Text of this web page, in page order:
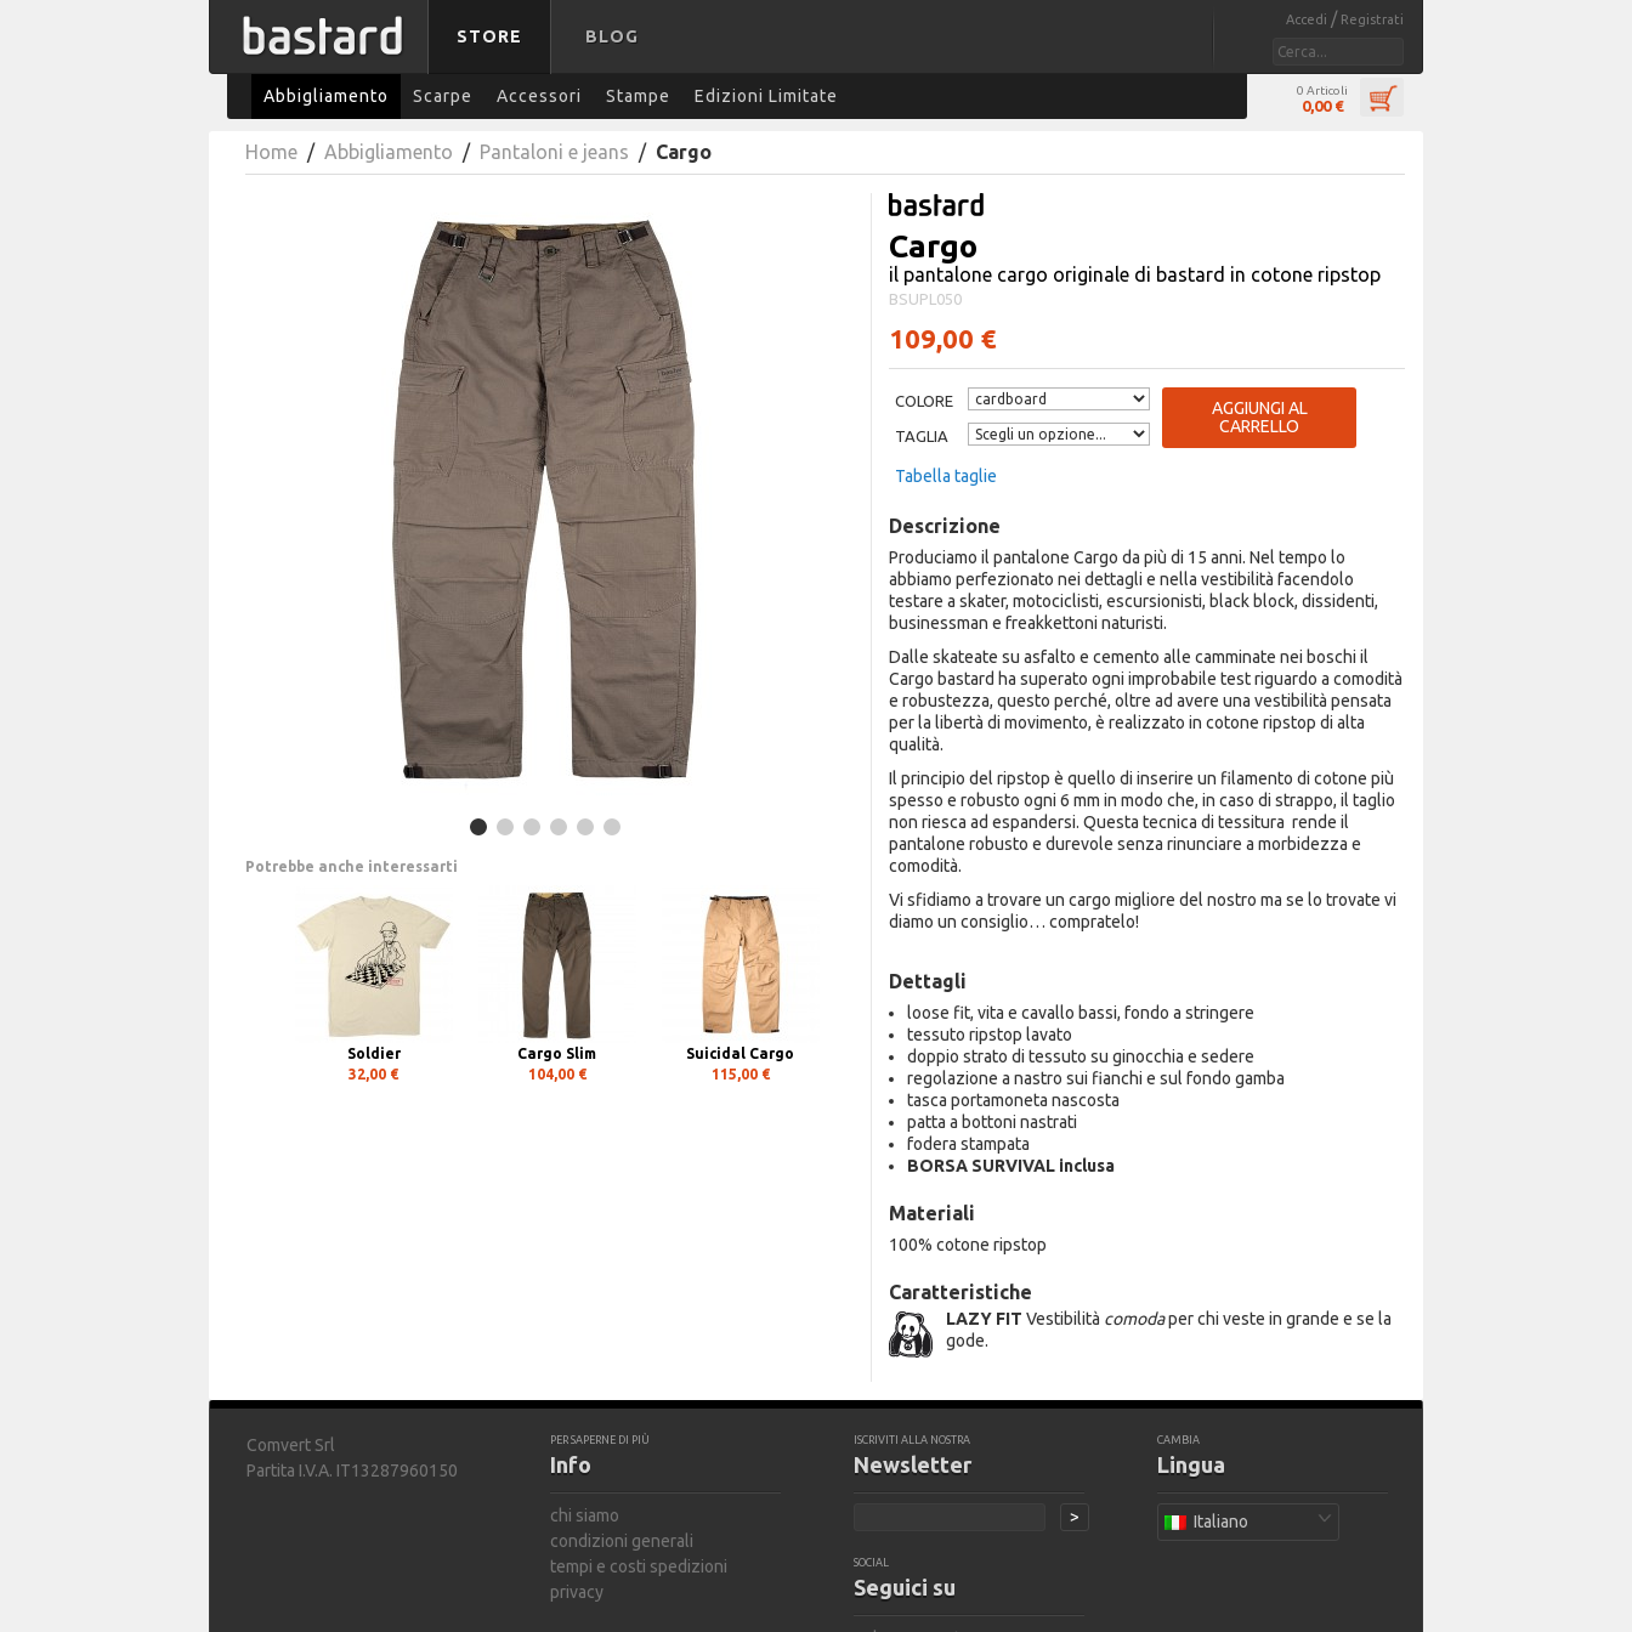
Accedi / Registrati
STORE BLOG
Abbigliamento Scarpe Accessori Stampe Edizioni Limitate 0 Articoli
0,00 €
Home / Abbigliamento / Pantaloni e jeans / Cargo
Cargo
il pantalone cargo originale di bastard in cotone ripstop
BSUPL050
109,00 €
COLORE
TAGLIA
Tabella taglie
AGGIUNGI AL
CARRELLO
Descrizione
Produciamo il pantalone Cargo da più di 15 anni. Nel tempo lo
abbiamo perfezionato nei dettagli e nella vestibilità facendolo
testare a skater, motociclisti, escursionisti, black block, dissidenti,
businessman e freakkettoni naturisti.
Dalle skateate su asfalto e cemento alle camminate nei boschi il
Cargo bastard ha superato ogni improbabile test riguardo a comodità
e robustezza, questo perché, oltre ad avere una vestibilità pensata
per la libertà di movimento, è realizzato in cotone ripstop di alta
qualità.
Il principio del ripstop è quello di inserire un filamento di cotone più
spesso e robusto ogni 6 mm in modo che, in caso di strappo, il taglio
non riesca ad espandersi. Questa tecnica di tessitura rende il
pantalone robusto e durevole senza rinunciare a morbidezza e
comodità.
Vi sfidiamo a trovare un cargo migliore del nostro ma se lo trovate vi
diamo un consiglio… compratelo!
Dettagli
loose fit, vita e cavallo bassi, fondo a stringere
tessuto ripstop lavato
doppio strato di tessuto su ginocchia e sedere
regolazione a nastro sui fianchi e sul fondo gamba
tasca portamoneta nascosta
patta a bottoni nastrati
fodera stampata
BORSA SURVIVAL inclusa
Materiali
100% cotone ripstop
Caratteristiche
LAZY FIT Vestibilità comodaper chi veste in grande e se la
gode.
Potrebbe anche interessarti
Soldier
32,00 €
Cargo Slim
104,00 €
Suicidal Cargo
115,00 €
Comvert Srl
Partita I.V.A. IT13287960150
PER SAPERNE DI PIÙ
Info
chi siamo
condizioni generali
tempi e costi spedizioni
privacy
ISCRIVITI ALLA NOSTRA
Newsletter
>
SOCIAL
Seguici su
CAMBIA
Lingua
Italiano